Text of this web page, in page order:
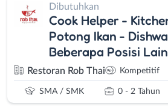
Dibutuhkan
Cook Helper -
Potong Ikan -
Beberapa Posisi
Restoran Rob Thai Kompetitif
SMA / SMK 0 - 2 Tahun